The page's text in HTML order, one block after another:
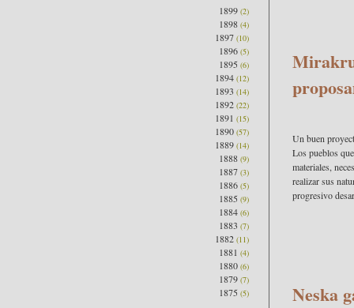
Un buen
Los pueblos
materiales,
realizar sus
progresivo
Neska
1899 (2)
1898 (4)
1897 (10)
1896 (5)
1895 (6)
1894 (12)
1893 (14)
1892 (22)
1891 (15)
1890 (57)
1889 (14)
1888 (9)
1887 (3)
1886 (5)
1885 (9)
1884 (6)
1883 (7)
1882 (11)
1881 (4)
1880 (6)
1879 (7)
1875 (5)